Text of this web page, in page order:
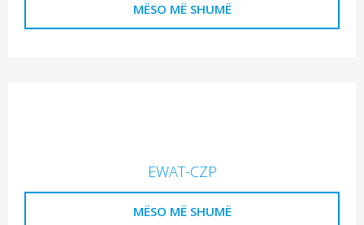
MËSO MË SHUMË
EWAT-CZP
MËSO MË SHUMË